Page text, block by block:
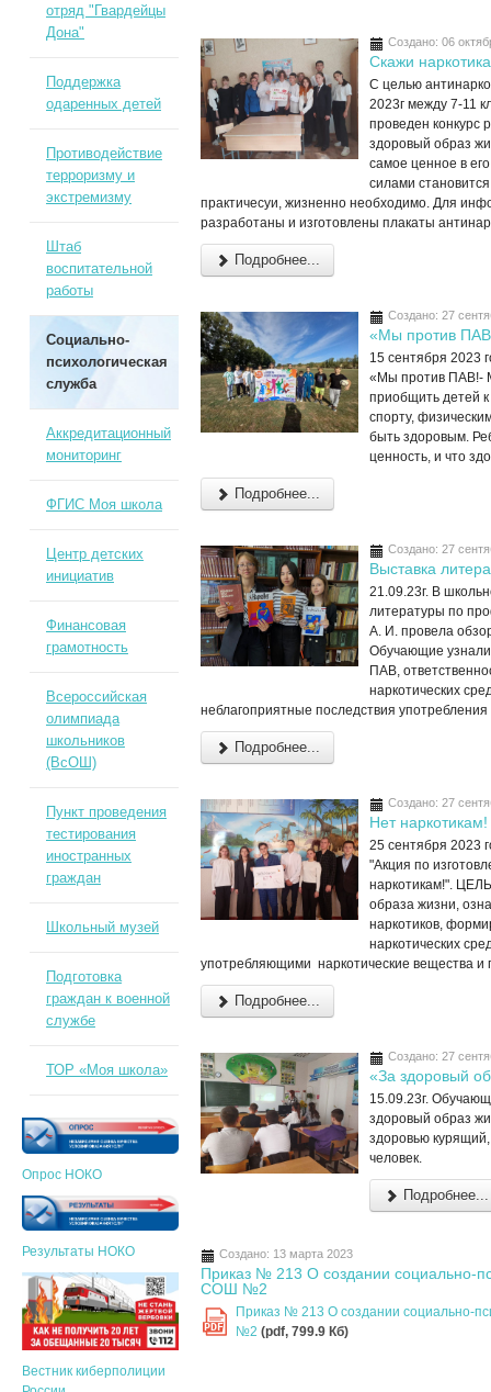
Создано: 06
Скажи
С целью
2023г между 7-11
проведен конкурс
здоровый образ
самое ценное в
силами
практичесуи, жизненно необходимо. Для
разработаны и изготовлены плакаты
Подробнее...
Создано: 27
«Мы против
15 сентября 2023
«Мы против ПАВ!-
приобщить детей
спорту,
быть здоровым.
ценность, и что
Подробнее...
Создано: 27
Выставка
21.09.23г. В
литературы по
А. И. провела
Обучающие
ПАВ,
наркотических
неблагоприятные последствия
Подробнее...
Создано: 27
Нет наркотикам!
25 сентября 2023
"Акция по
наркотикам!".
образа жизни,
наркотиков,
наркотических
употребляющими наркотические вещества и
Подробнее...
Создано: 27
«За здоровый
15.09.23г.
здоровый образ
здоровью
человек.
Подробнее...
Создано: 13 марта 2023
Приказ № 213 О создании социально-
СОШ №2
PDF
Приказ № 213 О создании социально-
№2(pdf, 799.9 Кб)
отряд "Гвардейцы
Дона"
Поддержка
одаренных детей
Противодействие
терроризму и
экстремизму
Штаб
воспитательной
работы
Социально-
психологическая
служба
Аккредитационный
мониторинг
ФГИС Моя школа
Центр детских
инициатив
Финансовая
грамотность
Всероссийская
олимпиада
школьников
(ВсОШ)
Пункт проведения
тестирования
иностранных
граждан
Школьный музей
Подготовка
граждан к военной
службе
ТОР «Моя школа»
Опрос НОКО
Результаты НОКО
Вестник киберполиции